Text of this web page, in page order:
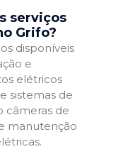
serviços
Grifo?
disponíveis
e
elétricos
sistemas de
câmeras de
manutenção